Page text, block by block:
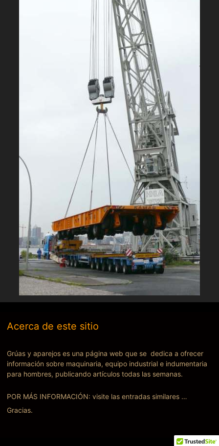
Acerca de este sitio
Grúas y aparejos es una página web que se dedica a ofrecer
información sobre maquinaria, equipo industrial e indumentaria
para hombres, publicando artículos todas las semanas.
POR MÁS INFORMACIÓN: visite las entradas similares …
Gracias.